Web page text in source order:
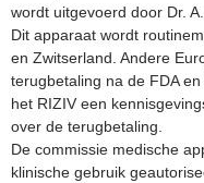
wordt uitgevoerd door Dr.
Dit apparaat wordt
en Zwitserland. Andere
terugbetaling na de FDA
het RIZIV een
over de terugbetaling.
De commissie medische
klinische gebruik